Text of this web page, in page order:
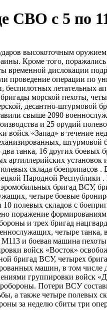
СВО с 5 по
высокоточным
Кроме того,
временной дислокации
проведение операции
летательных
морской пехоты,
десантно-​штурмовой
свыше 2090
и 25 орудий
войск «Запад» в
штурмовой
танка, 16 других
артиллерийских
склада
Народной Республики
бригад ВСУ,
четыре боевые
полевых складов с
поражение
и трех бригад
четыре
и боевая машина
войск «Восток»
бригад ВСУ, четырех
машин, в том
группировки войск
Потери ВСУ
а также четыре полевых
за неделю сбиты три